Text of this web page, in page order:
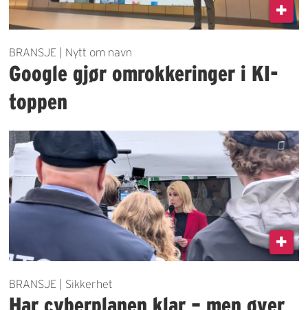
BRANSJE | Nytt om navn
Google gjør omrokkeringer i KI-
toppen
BRANSJE | Sikkerhet
Har cyberplanen klar – men øver